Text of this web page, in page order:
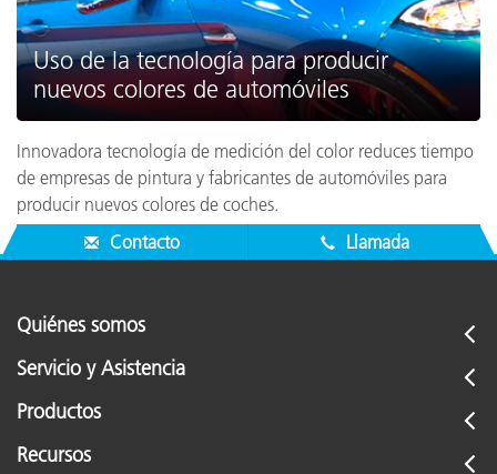
Uso de la tecnología para producir
nuevos colores de automóviles
Innovadora tecnología de medición del color reduces tiempo
de empresas de pintura y fabricantes de automóviles para
producir nuevos colores de coches.
Contacto
Llamada
Quiénes somos
Servicio y Asistencia
Productos
Recursos